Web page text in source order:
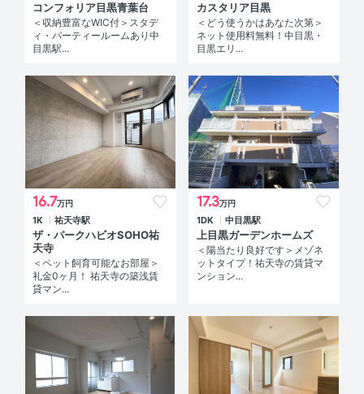
コンフォリア目黒青葉台
＜収納豊富なWIC付＞スタデ
ィ・パーティールームあり中
目黒駅...
カスタリア目黒
＜どう使うかはあなた次第＞
ネット使用料無料！中目黒・
目黒エリ...
16.7万円
1K 祐天寺駅
ザ・パークハビオSOHO祐
天寺
＜ペット飼育可能なお部屋＞
礼金0ヶ月！ 祐天寺の築浅賃
貸マン...
17.3万円
1DK 中目黒駅
上目黒ガーデンホームズ
＜陽当たり良好です＞メゾネ
ットタイプ！祐天寺の賃貸マ
ンション...